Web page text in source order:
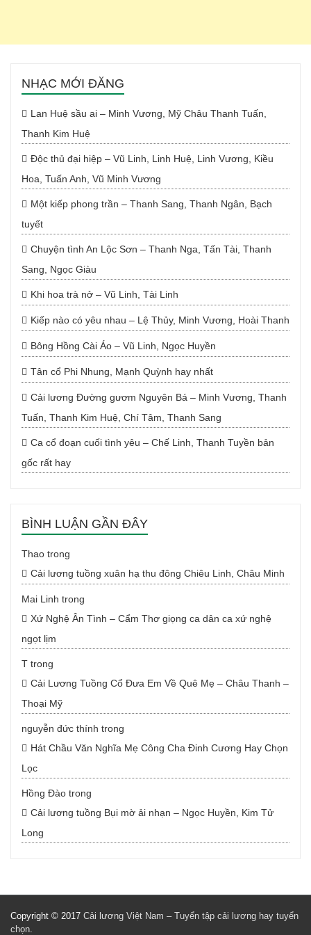
NHẠC MỚI ĐĂNG
Lan Huệ sầu ai – Minh Vương, Mỹ Châu Thanh Tuấn,
Thanh Kim Huệ
Độc thủ đại hiệp – Vũ Linh, Linh Huệ, Linh Vương, Kiều
Hoa, Tuấn Anh, Vũ Minh Vương
Một kiếp phong trần – Thanh Sang, Thanh Ngân, Bạch
tuyết
Chuyện tình An Lộc Sơn – Thanh Nga, Tấn Tài, Thanh
Sang, Ngọc Giàu
Khi hoa trà nở – Vũ Linh, Tài Linh
Kiếp nào có yêu nhau – Lệ Thủy, Minh Vương, Hoài Thanh
Bông Hồng Cài Áo – Vũ Linh, Ngọc Huyền
Tân cổ Phi Nhung, Mạnh Quỳnh hay nhất
Cải lương Đường gươm Nguyên Bá – Minh Vương, Thanh
Tuấn, Thanh Kim Huệ, Chí Tâm, Thanh Sang
Ca cổ đoạn cuối tình yêu – Chế Linh, Thanh Tuyền bản
gốc rất hay
BÌNH LUẬN GẦN ĐÂY
Thao trong
Cải lương tuồng xuân hạ thu đông Chiêu Linh, Châu Minh
Mai Linh trong
Xứ Nghệ Ân Tình – Cẩm Thơ giọng ca dân ca xứ nghệ
ngọt lịm
T trong
Cải Lương Tuồng Cổ Đưa Em Về Quê Mẹ – Châu Thanh –
Thoại Mỹ
nguyễn đức thính trong
Hát Chầu Văn Nghĩa Mẹ Công Cha Đinh Cương Hay Chọn
Lọc
Hồng Đào trong
Cải lương tuồng Bụi mờ ải nhạn – Ngọc Huyền, Kim Tử
Long
Copyright © 2017 Cải lương Việt Nam – Tuyển tập cải lương hay tuyển
chọn.